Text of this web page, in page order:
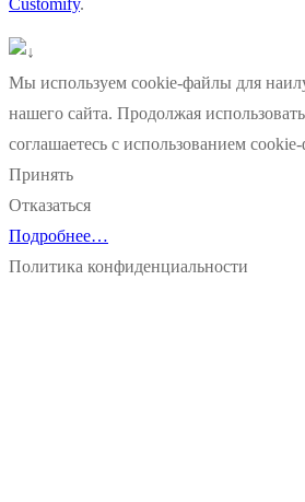
Customify.
Мы используем cookie-файлы для
нашего сайта. Продолжая
соглашаетесь с использованием
Принять
Отказаться
Подробнее…
Политика конфиденциальности